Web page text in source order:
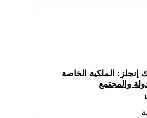
إنجلز: الملكية الخاصة
والمجتمع